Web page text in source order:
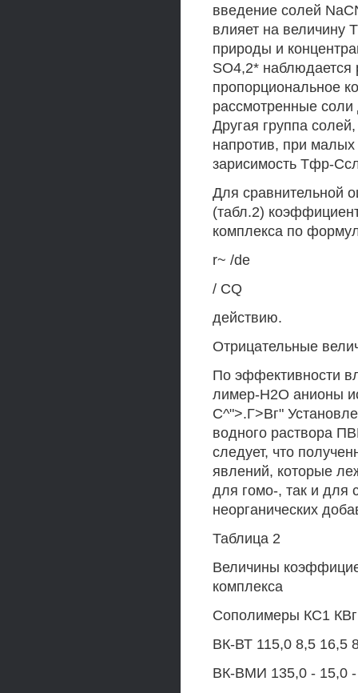
введение солей
влияет на величину
природы и
SO4,2* наблюдается
пропорциональное
рассмотренные
Другая группа
напротив, при
зарисимость Тфр-
Для сравнительной
(табл.2)
комплекса по
r~ /de
/ CQ
действию.
Отрицательные
По эффективности
лимер-Н2О анионы
С^">.Г>Вг"
водного раствора
следует, что
явлений, которые
для гомо-, так и для
неорганических
Таблица 2
Величины
комплекса
Сополимеры КС1
ВК-ВТ 115,0 8,5 16,5
ВК-ВМИ 135,0 - 15,0